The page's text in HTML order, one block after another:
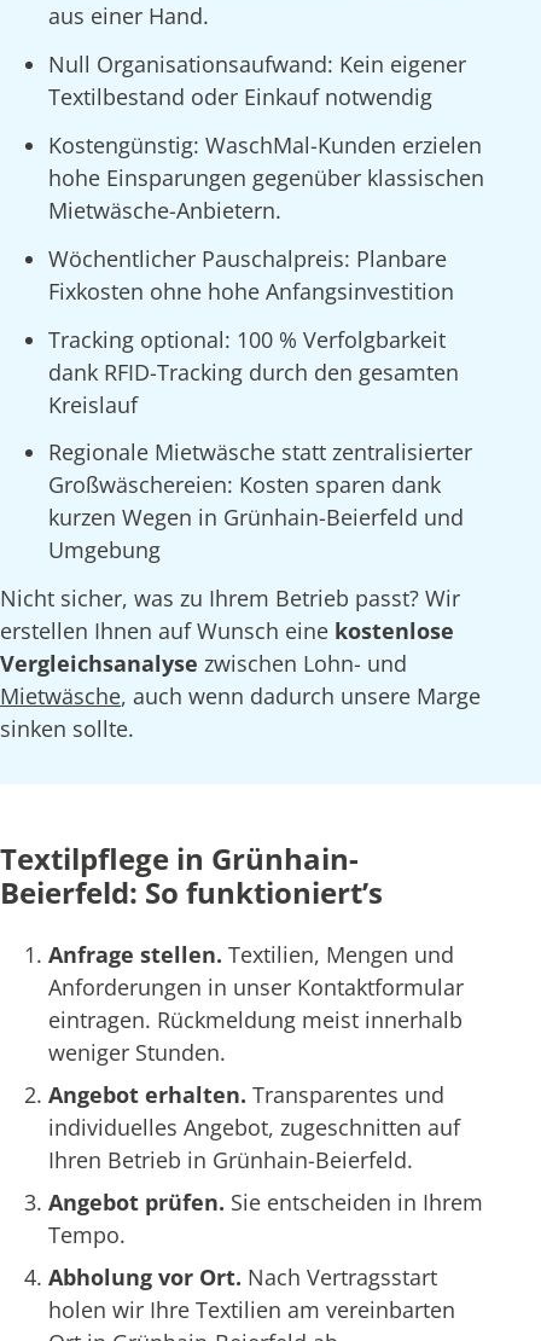
aus einer Hand.
Null Organisationsaufwand: Kein eigener
Textilbestand oder Einkauf notwendig
Kostengünstig: WaschMal-Kunden erzielen
hohe Einsparungen gegenüber klassischen
Mietwäsche-Anbietern.
Wöchentlicher Pauschalpreis: Planbare
Fixkosten ohne hohe Anfangsinvestition
Tracking optional: 100 % Verfolgbarkeit
dank RFID-Tracking durch den gesamten
Kreislauf
Regionale Mietwäsche statt zentralisierter
Großwäschereien: Kosten sparen dank
kurzen Wegen in Grünhain-Beierfeld und
Umgebung
Nicht sicher, was zu Ihrem Betrieb passt? Wir
erstellen Ihnen auf Wunsch eine kostenlose
Vergleichsanalyse zwischen Lohn- und
Mietwäsche, auch wenn dadurch unsere Marge
sinken sollte.
Textilpflege in Grünhain-
Beierfeld: So funktioniert’s
Anfrage stellen. Textilien, Mengen und
Anforderungen in unser Kontaktformular
eintragen. Rückmeldung meist innerhalb
weniger Stunden.
Angebot erhalten. Transparentes und
individuelles Angebot, zugeschnitten auf
Ihren Betrieb in Grünhain-Beierfeld.
Angebot prüfen. Sie entscheiden in Ihrem
Tempo.
Abholung vor Ort. Nach Vertragsstart
holen wir Ihre Textilien am vereinbarten